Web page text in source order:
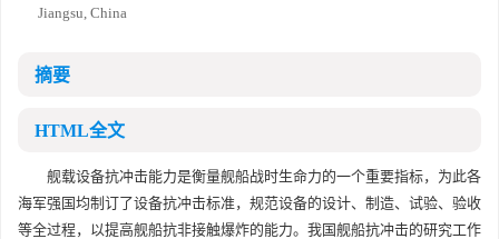
Jiangsu, China
摘要
HTML全文
舰载设备抗冲击能力是衡量舰船战时生命力的一个重要指标，为此各
海军强国均制订了设备抗冲击标准，规范设备的设计、制造、试验、验收
等全过程，以提高舰船抗非接触爆炸的能力。我国舰船抗冲击的研究工作